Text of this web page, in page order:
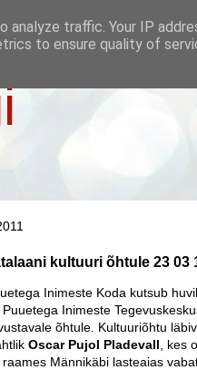
kultuuri õhtule 23 03
Inimeste Koda kutsub
Puuetega Inimeste
õhtule. Kultuuriõhtu
Oscar Pujol Pladevall , kes
Männikäbi lasteaias
traffic. Your IP
to ensure quality of